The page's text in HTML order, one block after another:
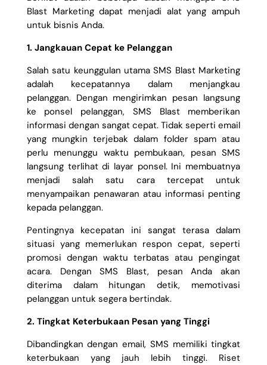
Blast Marketing dapat menjadi alat yang ampuh
untuk bisnis Anda.
1. Jangkauan Cepat ke Pelanggan
Salah satu keunggulan utama SMS Blast Marketing
adalah kecepatannya dalam menjangkau
pelanggan. Dengan mengirimkan pesan langsung
ke ponsel pelanggan, SMS Blast memberikan
informasi dengan sangat cepat. Tidak seperti email
yang mungkin terjebak dalam folder spam atau
perlu menunggu waktu pembukaan, pesan SMS
langsung terlihat di layar ponsel. Ini membuatnya
menjadi salah satu cara tercepat untuk
menyampaikan penawaran atau informasi penting
kepada pelanggan.
Pentingnya kecepatan ini sangat terasa dalam
situasi yang memerlukan respon cepat, seperti
promosi dengan waktu terbatas atau pengingat
acara. Dengan SMS Blast, pesan Anda akan
diterima dalam hitungan detik, memotivasi
pelanggan untuk segera bertindak.
2. Tingkat Keterbukaan Pesan yang Tinggi
Dibandingkan dengan email, SMS memiliki tingkat
keterbukaan yang jauh lebih tinggi. Riset